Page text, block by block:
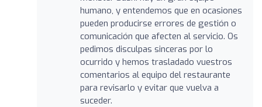
humano, y entendemos que en ocasiones
pueden producirse errores de gestión o
comunicación que afecten al servicio. Os
pedimos disculpas sinceras por lo
ocurrido y hemos trasladado vuestros
comentarios al equipo del restaurante
para revisarlo y evitar que vuelva a
suceder.